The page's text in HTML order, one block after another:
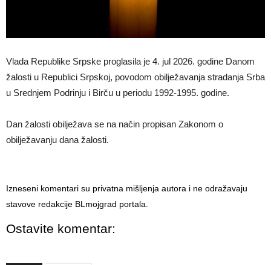
Vlada Republike Srpske proglasila je 4. jul 2026. godine Danom
žalosti u Republici Srpskoj, povodom obilježavanja stradanja Srba
u Srednjem Podrinju i Birču u periodu 1992-1995. godine.
Dan žalosti obilježava se na način propisan Zakonom o
obilježavanju dana žalosti.
Izneseni komentari su privatna mišljenja autora i ne odražavaju
stavove redakcije BLmojgrad portala.
Ostavite komentar: